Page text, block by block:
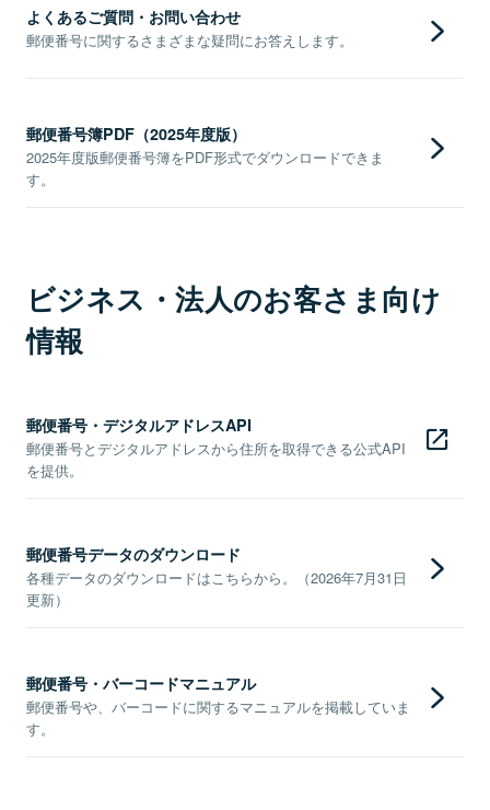
よくあるご質問・お問い合わせ
郵便番号に関するさまざまな疑問にお答えします。
郵便番号簿PDF（2025年度版）
2025年度版郵便番号簿をPDF形式でダウンロードできま
す。
ビジネス・法人のお客さま向け
情報
郵便番号・デジタルアドレスAPI
郵便番号とデジタルアドレスから住所を取得できる公式API
を提供。
郵便番号データのダウンロード
各種データのダウンロードはこちらから。（2026年7月31日
更新）
郵便番号・バーコードマニュアル
郵便番号や、バーコードに関するマニュアルを掲載していま
す。